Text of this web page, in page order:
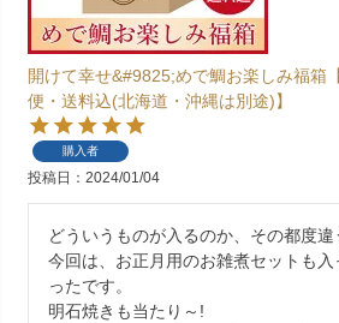
開けて幸せ&#9825;めで鯛お楽しみ福箱
便・送料込(北海道・沖縄は別途)】
購入者
投稿日 2024/01/04
どういうものが入るのか、その都度違
今回は、お正月用のお雑煮セットも
ったです。
明石焼きも当たり～!